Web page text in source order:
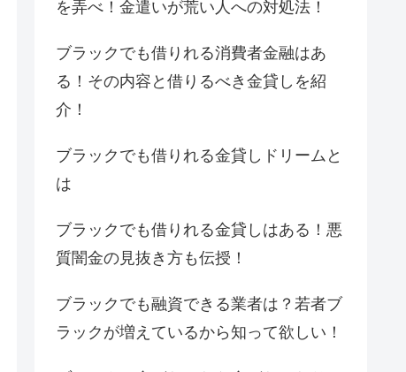
を弄べ！金遣いが荒い人への対処法！
ブラックでも借りれる消費者金融はあ
る！その内容と借りるべき金貸しを紹
介！
ブラックでも借りれる金貸しドリームと
は
ブラックでも借りれる金貸しはある！悪
質闇金の見抜き方も伝授！
ブラックでも融資できる業者は？若者ブ
ラックが増えているから知って欲しい！